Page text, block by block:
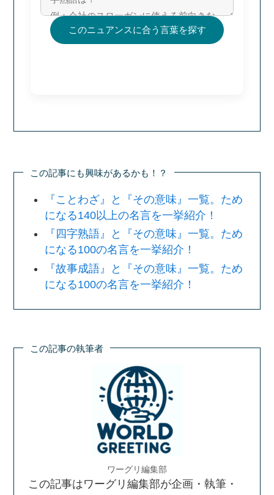
このニュアンスに合う言葉を探す
この記事にも興味があるかも！？
『ことわざ』と『その意味』一覧。ため
になる140以上の名言を一挙紹介！
『四字熟語』と『その意味』一覧。ため
になる100の名言を一挙紹介！
『故事成語』と『その意味』一覧。ため
になる100の名言を一挙紹介！
この記事の執筆者
ワーグリ編集部
この記事はワーグリ編集部が企画・執筆・